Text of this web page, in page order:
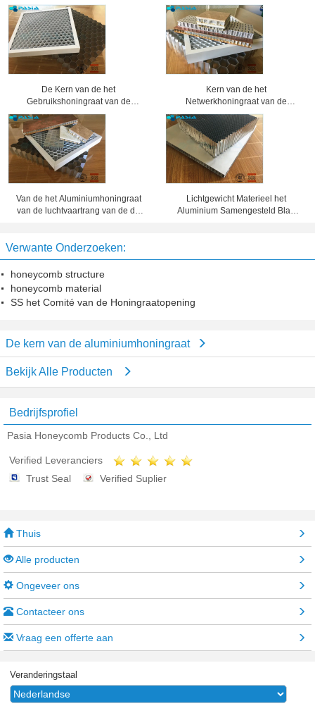
De Kern van de het
Gebruikshoningraat van de
verlichtingsindustrieën voor
Diverse Gratings van de
Tentoonstellingsschijnwerper
Kern van de het
Netwerkhoningraat van de
airconditionings de Koude
Katalysator, de Comités van de
Aluminiumhoningraat
Van de het Aluminiumhoningraat
van de luchtvaartrang van de de
Lichtgewicht Materieel het
Aluminium Samengesteld Blad
Verwante Onderzoeken:
honeycomb structure
honeycomb material
SS het Comité van de Honingraatopening
De kern van de aluminiumhoningraat
Bekijk Alle Producten
Bedrijfsprofiel
Pasia Honeycomb Products Co., Ltd
Verified Leveranciers
Trust Seal
Verified Suplier
Thuis
Alle producten
Ongeveer ons
Contacteer ons
Vraag een offerte aan
Veranderingstaal